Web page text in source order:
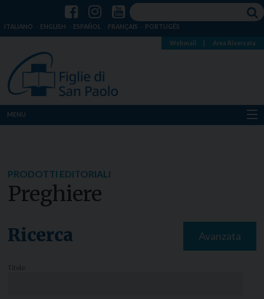
ITALIANO ENGLISH ESPAÑOL FRANÇAIS PORTUGÊS
Webmail Area Riservata
MENU
Notizie
PRODOTTI EDITORIALI
Preghiere
Ricerca Avanzata
Titolo: